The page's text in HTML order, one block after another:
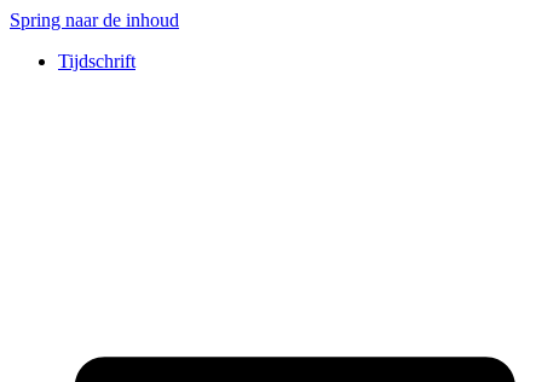
Spring naar de inhoud
Tijdschrift